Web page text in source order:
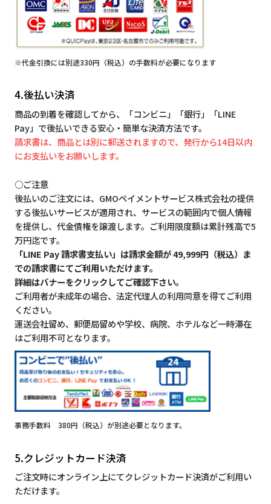
※代金引換には別途330円（税込）の手数料が必要になります
4.後払い決済
商品の到着を確認してから、「コンビニ」「銀行」「LINE
Pay」で後払いできる安心・簡単な決済方法です。
請求書は、商品とは別に郵送されますので、発行から14日以内
にお支払いをお願いします。
○ご注意
後払いのご注文には、GMOペイメントサービス株式会社の提供
する後払いサービスが適用され、サービスの範囲内で個人情報
を提供し、代金債権を譲渡します。ご利用限度額は累計残高で5
万円迄です。
「LINE Pay 請求書支払い」は請求金額が 49,999円（税込）ま
での請求書にてご利用いただけます。
詳細はバナーをクリックしてご確認下さい。
ご利用者が未成年の場合、法定代理人の利用同意を得てご利用
ください。
運送会社留め、郵便局留めや学校、病院、ホテルなど一時滞在
はご利用不可となります。
事務手数料 380円（税込）が別途必要となります。
5.クレジットカード決済
ご注文時にオンライン上にてクレジットカード決済がご利用い
ただけます。